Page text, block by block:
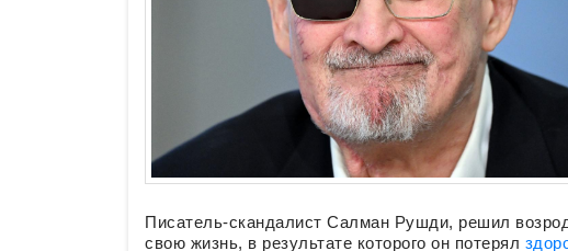
Писатель-скандалист Салман Рушди, решил
свою жизнь, в результате которого он потерял